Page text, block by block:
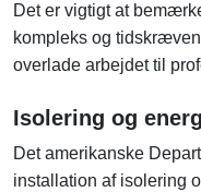
Det er vigtigt at
kompleks og
overlade arbejdet til
Isolering og
Det amerikanske
installation af isolering